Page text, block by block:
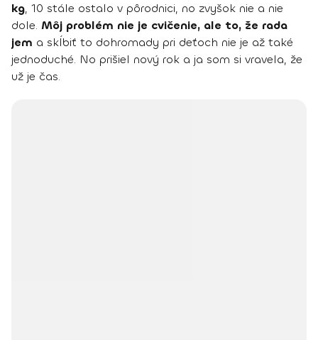
kg, 10 stále ostalo v pôrodnici, no zvyšok nie a nie
dole. Môj problém nie je cvičenie, ale to, že rada
jem a skĺbiť to dohromady pri deťoch nie je až také
jednoduché. No prišiel nový rok a ja som si vravela, že
už je čas.